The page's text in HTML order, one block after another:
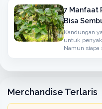
7 Manfaat
Bisa
Kandungan
untuk
Namun siapa
Merchandise Terlaris